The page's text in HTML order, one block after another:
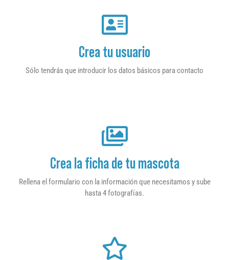
Crea tu usuario
Sólo tendrás que introducir los datos básicos para contacto
Crea la ficha de tu mascota
Rellena el formulario con la información que necesitamos y sube
hasta 4 fotografías.